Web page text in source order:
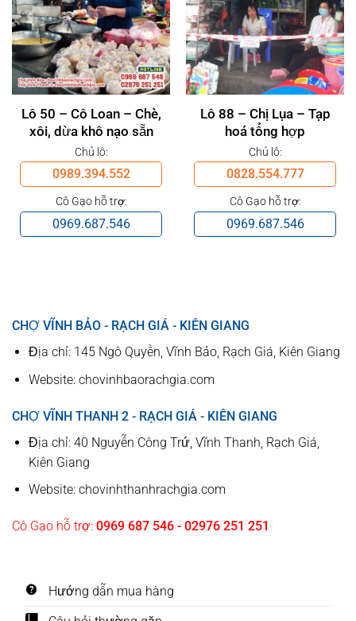
Lô 50 – Cô Loan – Chè,
xôi, dừa khô nạo sẵn
Chủ lô:
0989.394.552
Cô Gạo hỗ trợ:
0969.687.546
Lô 88 – Chị Lụa – Tạp
hoá tổng hợp
Chủ lô:
0828.554.777
Cô Gạo hỗ trợ:
0969.687.546
CHỢ VĨNH BẢO - RẠCH GIÁ - KIÊN GIANG
Địa chỉ: 145 Ngô Quyền, Vĩnh Bảo, Rạch Giá, Kiên Giang
Website: chovinhbaorachgia.com
CHỢ VĨNH THANH 2 - RẠCH GIÁ - KIÊN GIANG
Địa chỉ: 40 Nguyễn Công Trứ, Vĩnh Thanh, Rạch Giá,
Kiên Giang
Website: chovinhthanhrachgia.com
Cô Gạo hỗ trợ: 0969 687 546 - 02976 251 251
Hướng dẫn mua hàng